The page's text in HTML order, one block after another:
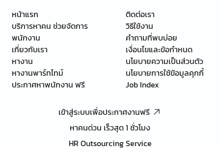
หน้าแรก
บริการหาคน ช่วยจัดการ
พนักงาน
เกี่ยวกับเรา
หางาน
หางานพาร์ทไทม์
ประกาศหาพนักงาน ฟรี
ติดต่อเรา
วิธีใช้งาน
คำถามที่พบบ่อย
เงื่อนไขและข้อกำหนด
นโยบายความเป็นส่วนตัว
นโยบายการใช้ข้อมูลคุกกี้
Job Index
เข้าสู่ระบบเพื่อประกาศงานฟรี
หาคนด่วน เร็วสุด 1 ชั่วโมง
HR Outsourcing Service